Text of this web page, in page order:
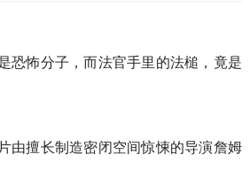
怖分子，而法官手里的法槌，竟是
由擅长制造密闭空间惊悚的导演詹姆